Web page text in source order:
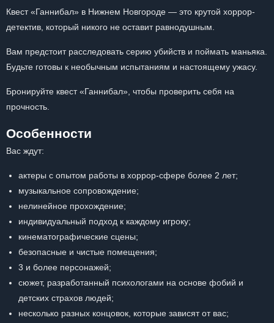
Квест «Ганнибал» в Нижнем Новгороде — это крутой хоррор-
детектив, который никого не оставит равнодушным.
Вам предстоит расследовать серию убийств и поймать маньяка.
Будьте готовы к необычным испытаниям и настоящему ужасу.
Бронируйте квест «Ганнибал», чтобы проверить себя на
прочность.
Особенности
Вас ждут:
актеры с опытом работы в хоррор-сфере более 2 лет;
музыкальное сопровождение;
нелинейное прохождение;
индивидуальный подход к каждому игроку;
кинематографические сцены;
безопасные и чистые помещения;
3 и более персонажей;
сюжет, разработанный психологами на основе фобий и
детских страхов людей;
несколько разных концовок, которые зависят от вас;